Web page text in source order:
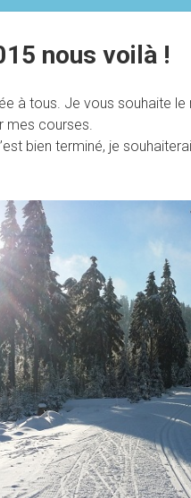
nous voilà !
à tous. Je vous souhaite
mes courses.
bien terminé, je